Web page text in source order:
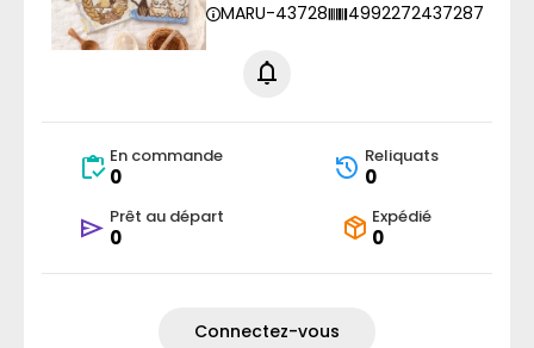
MARU-43728
4992272437287
En commande
0
Reliquats
0
Prêt au départ
0
Expédié
0
Connectez-vous